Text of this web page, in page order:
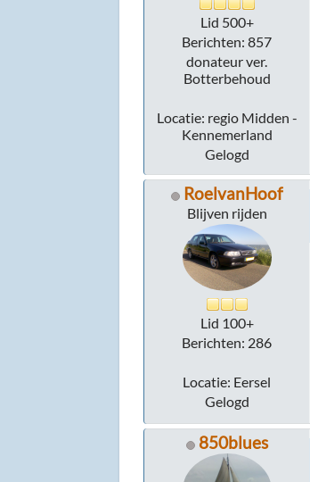
Lid 500+
Berichten: 857
donateur ver.
Botterbehoud
Locatie: regio Midden -
Kennemerland
Gelogd
RoelvanHoof
Blijven rijden
Lid 100+
Berichten: 286
Locatie: Eersel
Gelogd
850blues